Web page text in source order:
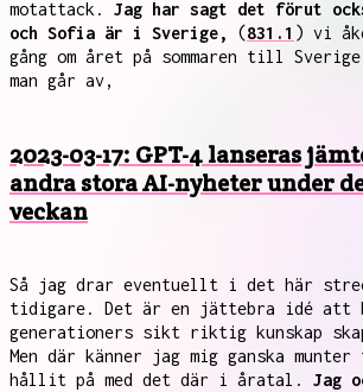
motattack. Jag har sagt det förut
och Sofia är i Sverige,
(831.1 ) vi
gång om året på sommaren till
man går av,
2023-03-17: GPT-4 lanseras
andra stora AI-nyheter under
veckan
Så jag drar eventuellt i det här
tidigare. Det är en jättebra idé att
generationers sikt riktig kunskap
Men där känner jag mig ganska
hållit på med det där i åratal. Jag